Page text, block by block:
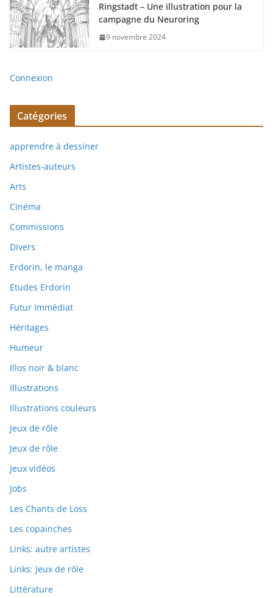
Ringstadt – Une illustration pour la
campagne du Neuroring
9 novembre 2024
Connexion
Catégories
apprendre à dessiner
Artistes-auteurs
Arts
Cinéma
Commissions
Divers
Erdorin, le manga
Etudes Erdorin
Futur Immédiat
Héritages
Humeur
Illos noir & blanc
Illustrations
Illustrations couleurs
Jeux de rôle
Jeux de rôle
Jeux vidéos
Jobs
Les Chants de Loss
Les copainches
Links: autre artistes
Links: Jeux de rôle
Littérature